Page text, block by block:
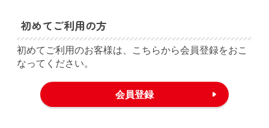
初めてご利用の方
初めてご利用のお客様は、こちらから会員登録をおこ
なってください。